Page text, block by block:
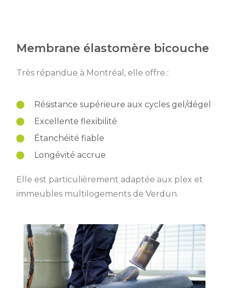
Membrane élastomère bicouche
Très répandue à Montréal, elle offre :
Résistance supérieure aux cycles gel/dégel
Excellente flexibilité
Étanchéité fiable
Longévité accrue
Elle est particulièrement adaptée aux plex et
immeubles multilogements de Verdun.